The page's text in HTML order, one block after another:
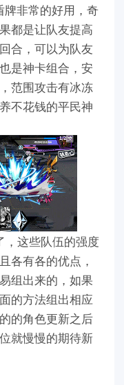
牌非常的好用，奇
都是让队友提高
合，可以为队友
是神卡组合，安
范围攻击有冰冻
不花钱的平民神
，这些队伍的强度
各有各的优点，
组出来的，如果
的方法组出相应
的角色更新之后
就慢慢的期待新